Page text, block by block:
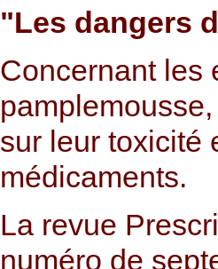
"Les dangers
Concernant les
sur leur toxicité
médicaments.
La revue
numéro de